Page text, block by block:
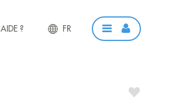
AIDE ? FR